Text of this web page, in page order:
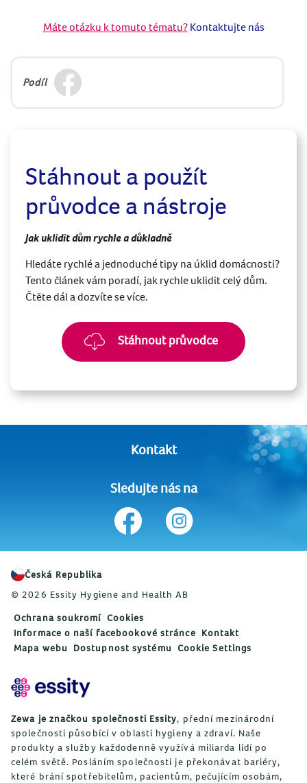
Máte otázku k tomuto tématu?Kontaktujte nás
Podíl
Stáhnout a použít
průvodce a nástroje
Jak uklidit dům rychle a důkladně
Hledáte rychlé a jednoduché tipy na úklid domácnosti?
Tento článek vám poradí, jak rychle uklidit celý dům.
Čtěte dál a dozvíte se více.
Stáhnout průvodce
Kontakt
Sledujte nás na
Česká Republika
© 2026 Essity Hygiene and Health AB
Ochrana soukromí Cookies
Informace o naší facebookové stránce Kontakt
Mapa webu
Dostupnost systému Cookie Settings
Zewa je značkou společnosti Essity, přední mezinárodní
společnosti působící v oblasti hygieny a zdraví. Naše
produkty a služby každodenně využívá miliarda lidí po
celém světě. Posláním společnosti je překonávat bariéry,
které brání spotřebitelům, pacientům, pečujícím osobám,